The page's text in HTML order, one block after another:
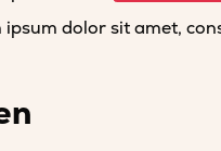
ipsum dolor sit amet,